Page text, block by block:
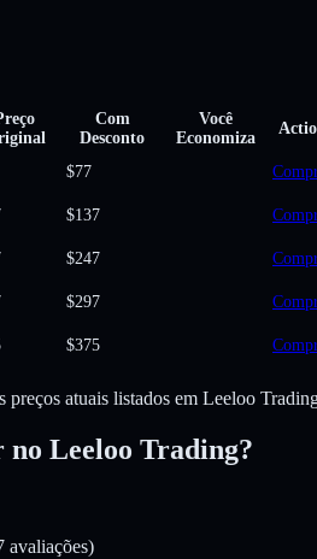
Com
Desconto
Você
Economiza
$77
$137
$247
$297
$375
preços atuais listados em Leeloo
Leeloo Trading?
avaliações)